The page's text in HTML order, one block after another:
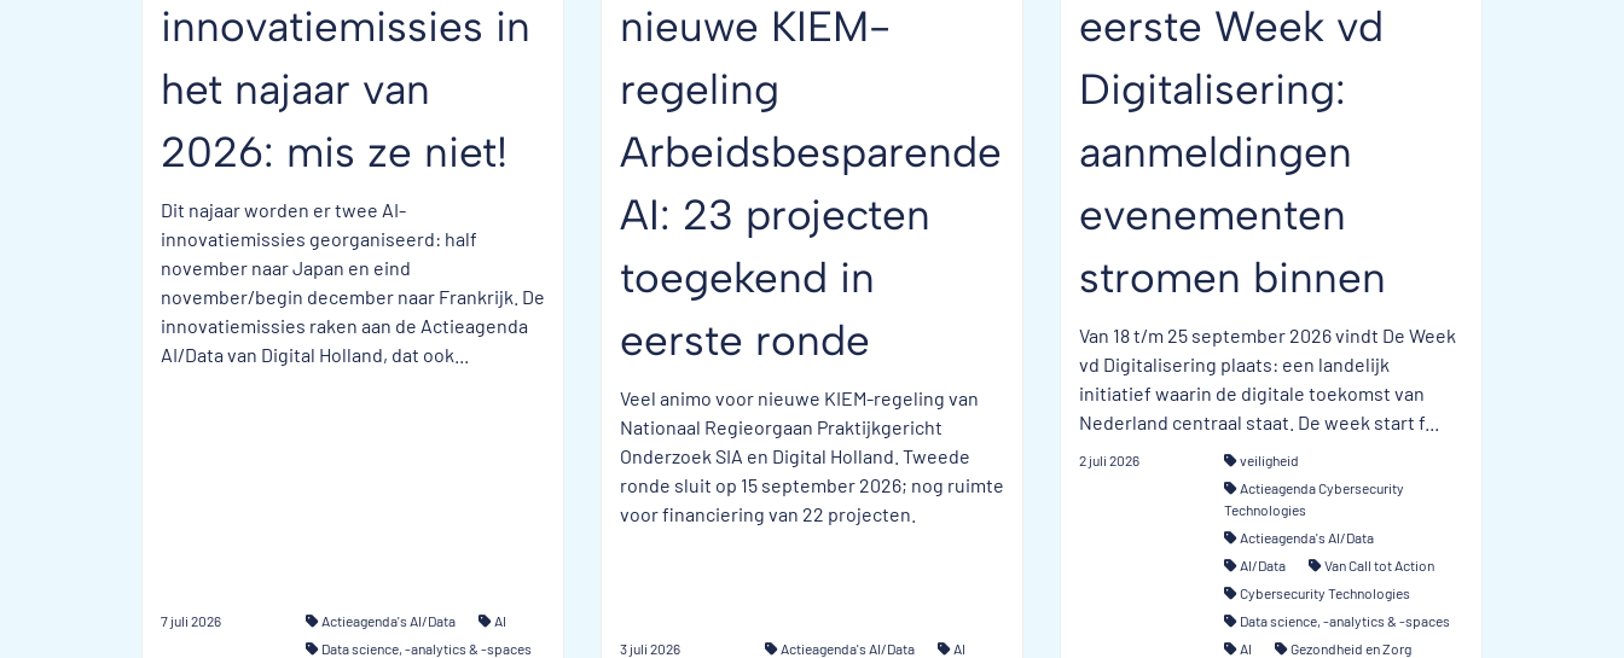
innovatiemissies in
het najaar van
2026: mis ze niet!
Dit najaar worden er twee AI-
innovatiemissies georganiseerd: half
november naar Japan en eind
november/begin december naar Frankrijk. De
innovatiemissies raken aan de Actieagenda
AI/Data van Digital Holland, dat ook...
7 juli 2026 Actieagenda's AI/Data
AI
Data science, -analytics & -spaces
nieuwe KIEM-
regeling
Arbeidsbesparende
AI: 23 projecten
toegekend in
eerste ronde
Veel animo voor nieuwe KIEM-regeling van
Nationaal Regieorgaan Praktijkgericht
Onderzoek SIA en Digital Holland. Tweede
ronde sluit op 15 september 2026; nog ruimte
voor financiering van 22 projecten.
3 juli 2026 Actieagenda's AI/Data
AI
eerste Week vd
Digitalisering:
aanmeldingen
evenementen
stromen binnen
Van 18 t/m 25 september 2026 vindt De Week
vd Digitalisering plaats: een landelijk
initiatief waarin de digitale toekomst van
Nederland centraal staat. De week start f...
2 juli 2026
veiligheid
Actieagenda Cybersecurity
Technologies
Actieagenda's AI/Data
AI/Data
Van Call tot Action
Cybersecurity Technologies
Data science, -analytics & -spaces
AI
Gezondheid en Zorg